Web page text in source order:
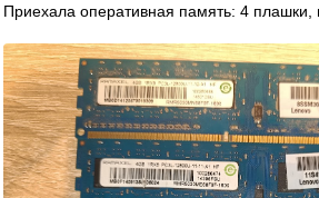
Приехала оперативная память: 4 плашки,